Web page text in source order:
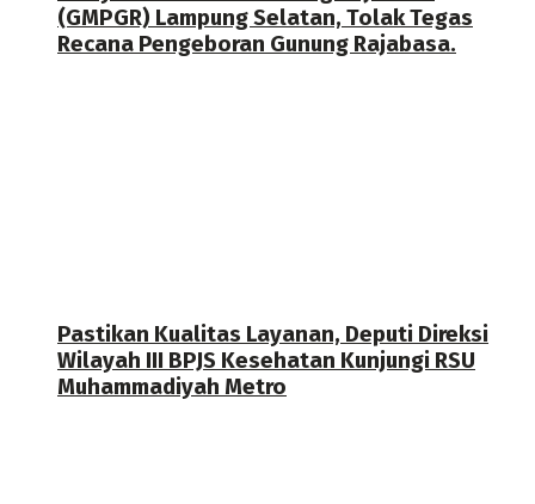
(GMPGR) Lampung Selatan, Tolak Tegas
Recana Pengeboran Gunung Rajabasa.
Pastikan Kualitas Layanan, Deputi Direksi
Wilayah III BPJS Kesehatan Kunjungi RSU
Muhammadiyah Metro